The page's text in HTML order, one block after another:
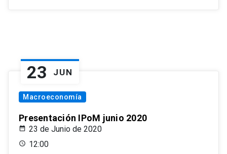
23 JUN
Macroeconomía
Presentación IPoM junio 2020
23 de Junio de 2020
12:00